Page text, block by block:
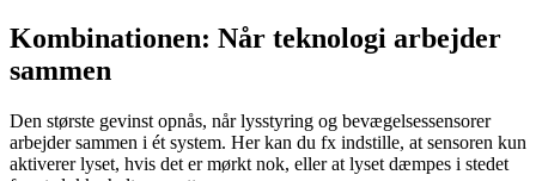
Kombinationen: Når teknologi arbejder
sammen
Den største gevinst opnås, når lysstyring og bevægelsessensorer
arbejder sammen i ét system. Her kan du fx indstille, at sensoren kun
aktiverer lyset, hvis det er mørkt nok, eller at lyset dæmpes i stedet